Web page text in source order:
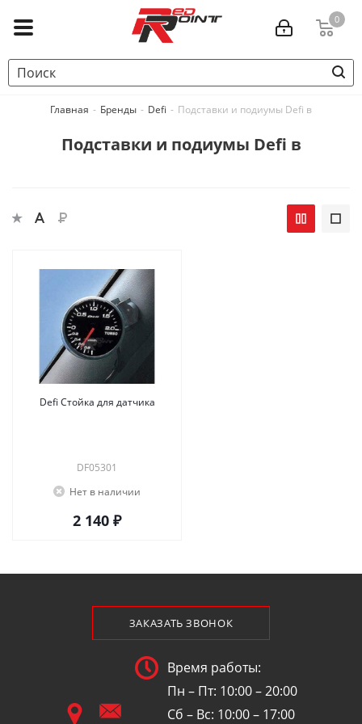
0
Главная - Бренды - Defi - Подставки и подиумы Defi в
Подставки и подиумы Defi в
Defi Стойка для датчика
DF05301
Нет в наличии
2 140 ₽
ЗАКАЗАТЬ ЗВОНОК
Время работы:
Пн – Пт: 10:00 – 20:00
Сб – Вс: 10:00 – 17:00